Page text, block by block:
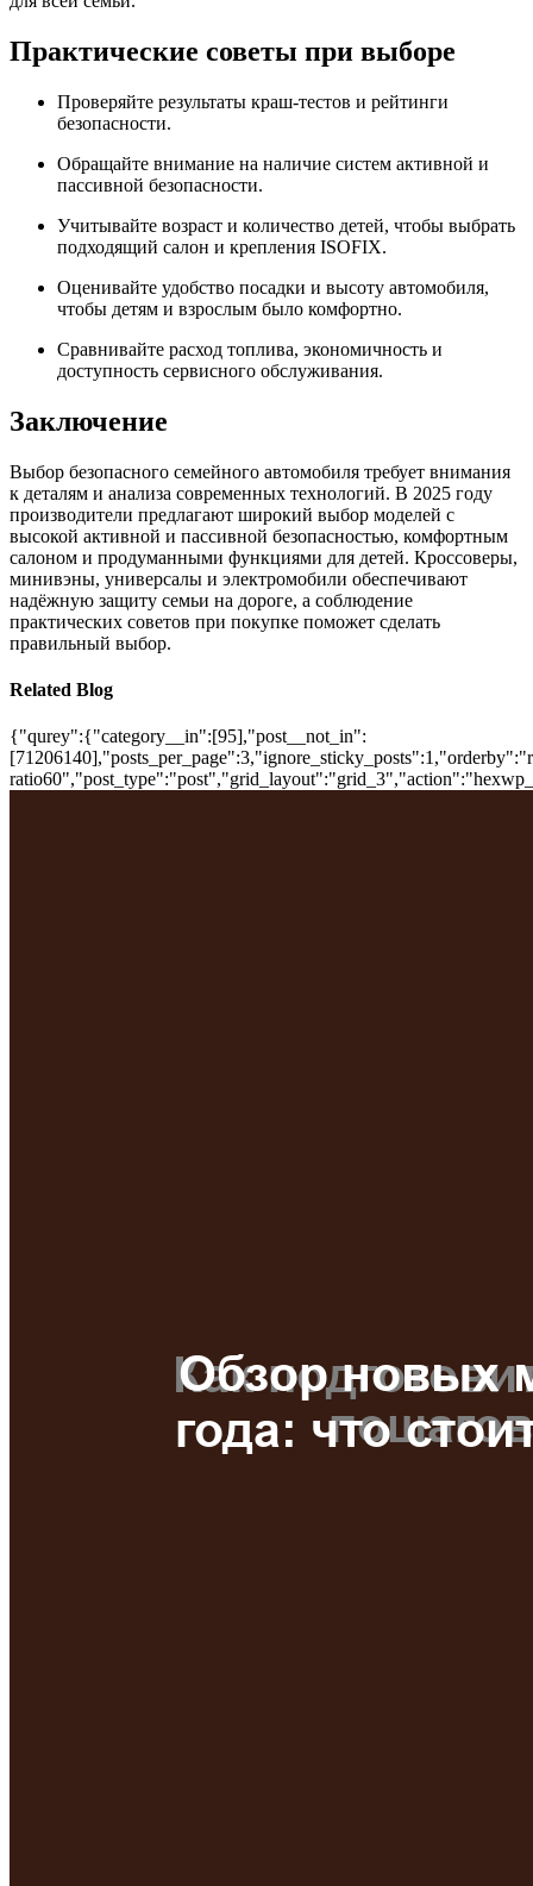
Практические советы при выборе
Проверяйте результаты краш-тестов и рейтинги
безопасности.
Обращайте внимание на наличие систем активной и
пассивной безопасности.
Учитывайте возраст и количество детей, чтобы выбрать
подходящий салон и крепления ISOFIX.
Оценивайте удобство посадки и высоту автомобиля,
чтобы детям и взрослым было комфортно.
Сравнивайте расход топлива, экономичность и
доступность сервисного обслуживания.
Заключение
Выбор безопасного семейного автомобиля требует внимания
к деталям и анализа современных технологий. В 2025 году
производители предлагают широкий выбор моделей с
высокой активной и пассивной безопасностью, комфортным
салоном и продуманными функциями для детей. Кроссоверы,
минивэны, универсалы и электромобили обеспечивают
надёжную защиту семьи на дороге, а соблюдение
практических советов при покупке поможет сделать
правильный выбор.
Related Blog
{"qurey":{"category__in":[95],"post__not_in":